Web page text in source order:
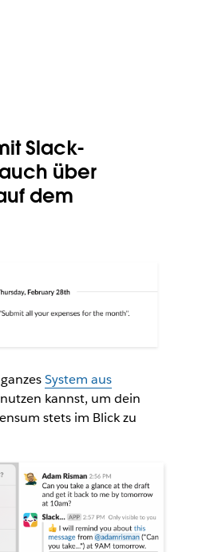
Slack-
über
dem
System aus
kannst, um dein
stets im Blick zu